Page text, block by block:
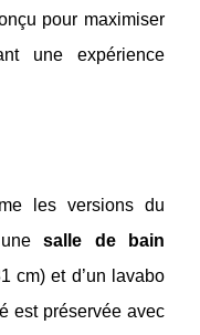
pour maximiser
une expérience
les versions du
unesalle de bain
cm) et d’un lavabo
est préservée avec